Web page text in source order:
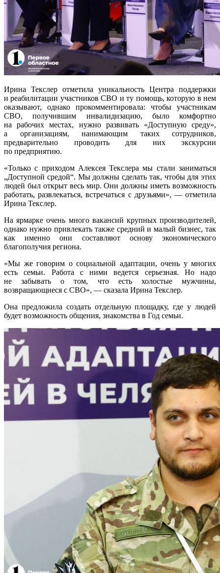
Ирина Текслер отметила уникальность Центра поддержки
и реабилитации участников СВО и ту помощь, которую в нем
оказывают, однако прокомментировала: чтобы участникам
СВО, получившим инвалидизацию, было комфортно
на рабочих местах, нужно развивать «Доступную среду»,
а организациям, нанимающим таких сотрудников,
предварительно проводить для них экскурсии
по предприятию.
«Только с приходом Алексея Текслера мы стали заниматься
„Доступной средой“. Мы должны сделать так, чтобы для этих
людей был открыт весь мир. Они должны иметь возможность
работать, развлекаться, встречаться с друзьями», — отметила
Ирина Текслер.
На ярмарке очень много вакансий крупных производителей,
однако нужно привлекать также средний и малый бизнес, так
как именно они составляют основу экономического
благополучия региона.
«Мы же говорим о социальной адаптации, очень у многих
есть семьи. Работа с ними ведется серьезная. Но надо
не забывать о том, что есть холостые мужчины,
возвращающиеся с СВО», — сказала Ирина Текслер.
Она предложила создать отдельную площадку, где у людей
будет возможность общения, знакомства в Год семьи.